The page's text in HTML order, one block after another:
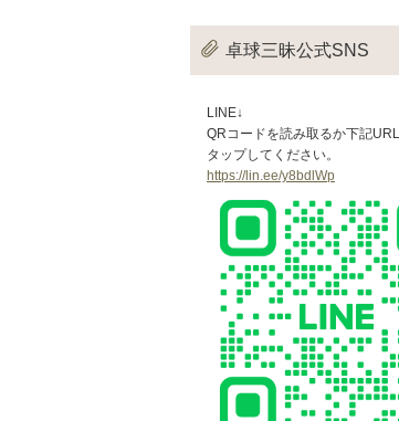
卓球三昧公式SNS
LINE↓
QRコードを読み取るか下記
タップしてください。
https://lin.ee/y8bdlWp